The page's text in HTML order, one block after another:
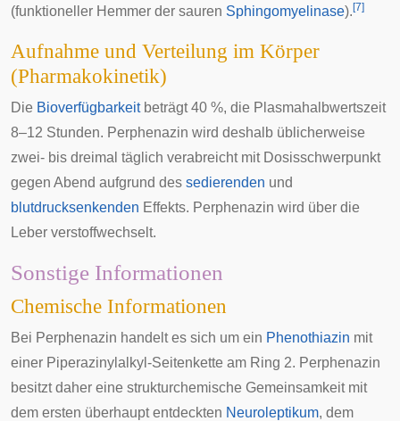
(funktioneller Hemmer der sauren Sphingomyelinase). [7]
Aufnahme und Verteilung im Körper
(Pharmakokinetik)
Die Bioverfügbarkeitbeträgt 40 %, die Plasmahalbwertszeit
8–12 Stunden. Perphenazin wird deshalb üblicherweise
zwei- bis dreimal täglich verabreicht mit Dosisschwerpunkt
gegen Abend aufgrund des sedierenden und
blutdrucksenkenden Effekts. Perphenazin wird über die
Leber verstoffwechselt.
Sonstige Informationen
Chemische Informationen
Bei Perphenazin handelt es sich um ein Phenothiazin mit
einer Piperazinylalkyl-Seitenkette am Ring 2. Perphenazin
besitzt daher eine strukturchemische Gemeinsamkeit mit
dem ersten überhaupt entdeckten Neuroleptikum, dem